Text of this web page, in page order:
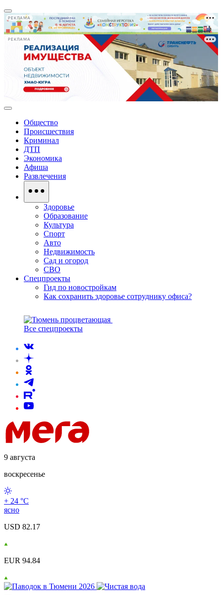
РЕКЛАМА
РЕКЛАМА
Общество
Происшествия
Криминал
ДТП
Экономика
Афиша
Развлечения
Здоровье
Образование
Культура
Спорт
Авто
Недвижимость
Сад и огород
СВО
Спецпроекты
Гид по новостройкам
Как сохранить здоровье сотруднику офиса?
Все спецпроекты
9 августа
воскресенье
+ 24 °С
ясно
USD 82.17
EUR 94.84